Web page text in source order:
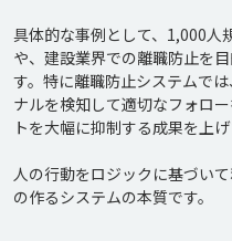
具体的な事例として、1,000人
や、建設業界での離職防止を
す。特に離職防止システムで
ナルを検知して適切なフォロ
トを大幅に抑制する成果を上げ
人の行動をロジックに基づい